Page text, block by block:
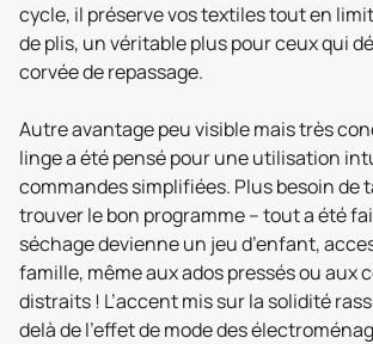
cycle, il préserve vos textiles tout en
de plis, un véritable plus pour ceux qui
corvée de repassage.
Autre avantage peu visible mais très
linge a été pensé pour une utilisation
commandes simplifiées. Plus besoin de
trouver le bon programme – tout a été
séchage devienne un jeu d’enfant,
famille, même aux ados pressés ou aux
distraits ! L’accent mis sur la solidité
delà de l’effet de mode des